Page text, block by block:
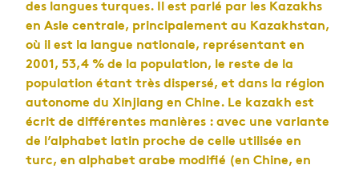
des langues turques. Il est parlé par les Kazakhs
en Asie centrale, principalement au Kazakhstan,
où il est la langue nationale, représentant en
2001, 53,4 % de la population, le reste de la
population étant très dispersé, et dans la région
autonome du Xinjiang en Chine. Le kazakh est
écrit de différentes manières : avec une variante
de l’alphabet latin proche de celle utilisée en
turc, en alphabet arabe modifié (en Chine, en